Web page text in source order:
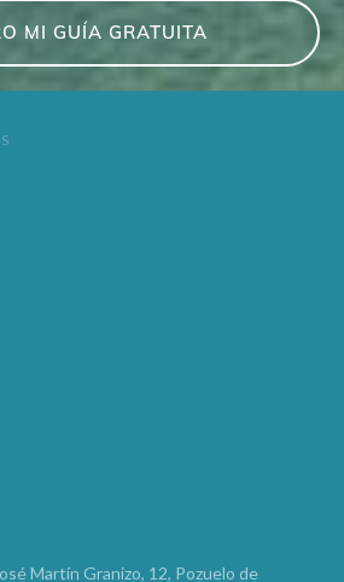
MI GUÍA GRATUITA
Martín Granizo, 12, Pozuelo de